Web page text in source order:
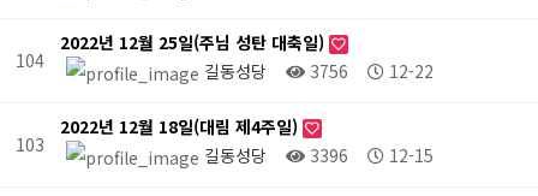
104
2022년 12월 25일(주님 성탄 대축일)
길동성당
3756 12-22
103
2022년 12월 18일(대림 제4주일)
길동성당
3396 12-15